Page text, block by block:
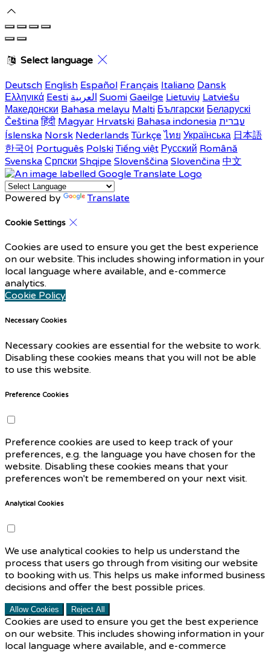
Select language
Deutsch English Español Français Italiano Dansk
Ελληνικά Eesti العربية Suomi Gaeilge Lietuvių Latviešu
Македонски Bahasa melayu Malti Български Беларускі
Čeština हिंदी Magyar Hrvatski Bahasa indonesia עברית
Íslenska Norsk Nederlands Türkçe ไทย Українська 日本語
한국어 Português Polski Tiếng việt Русский Română
Svenska Српски Shqipe Slovenščina Slovenčina 中文
Powered by Translate
Cookie Settings
Cookies are used to ensure you get the best experience
on our website. This includes showing information in your
local language where available, and e-commerce
analytics.
Cookie Policy
Necessary Cookies
Necessary cookies are essential for the website to work.
Disabling these cookies means that you will not be able
to use this website.
Preference Cookies
Preference cookies are used to keep track of your
preferences, e.g. the language you have chosen for the
website. Disabling these cookies means that your
preferences won't be remembered on your next visit.
Analytical Cookies
We use analytical cookies to help us understand the
process that users go through from visiting our website
to booking with us. This helps us make informed business
decisions and offer the best possible prices.
Allow Cookies Reject All
Cookies are used to ensure you get the best experience
on our website. This includes showing information in your
local language where available, and e-commerce